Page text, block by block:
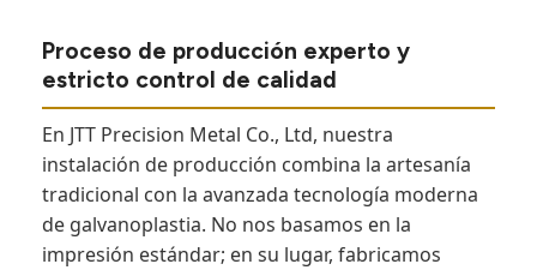
Proceso de producción experto y
estricto control de calidad
En JTT Precision Metal Co., Ltd, nuestra
instalación de producción combina la artesanía
tradicional con la avanzada tecnología moderna
de galvanoplastia. No nos basamos en la
impresión estándar; en su lugar, fabricamos